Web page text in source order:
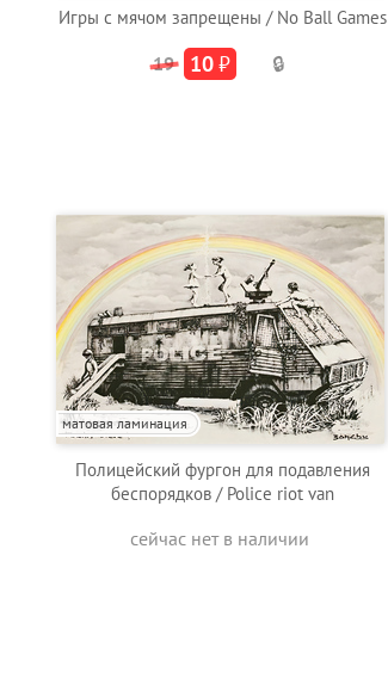
Игры с мячом запрещены / No Ball Games
19 10₽ 🔒
матовая ламинация
Полицейский фургон для подавления
беспорядков / Police riot van
сейчас нет в наличии